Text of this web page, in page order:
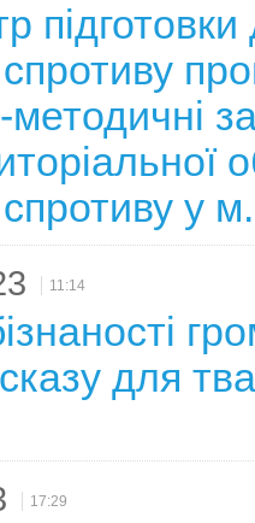
підготовки
методичні
у
11:14
для
17:29